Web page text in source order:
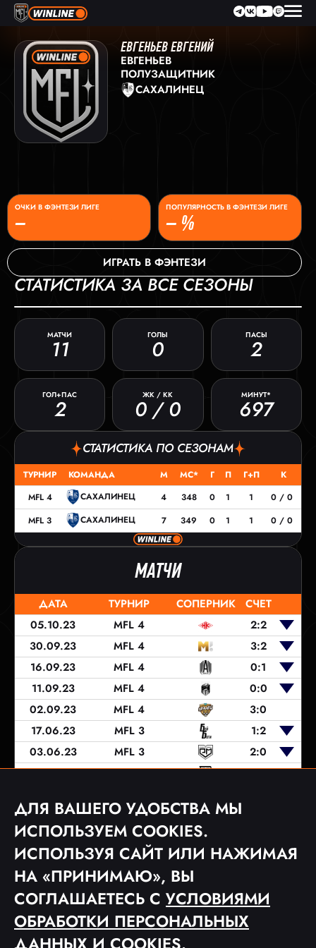
ЕВГЕНЬЕВ ЕВГЕНИЙ
ЕВГЕНЬЕВ
ПОЛУЗАЩИТНИК
САХАЛИНЕЦ
–
ОЧКИ В ФЭНТЕЗИ ЛИГЕ
– %
ПОПУЛЯРНОСТЬ В ФЭНТЕЗИ ЛИГЕ
ИГРАТЬ В ФЭНТЕЗИ
СТАТИСТИКА ЗА ВСЕ СЕЗОНЫ
МАТЧИ
11
ГОЛЫ
0
ПАСЫ
2
ГОЛ+ПАС
2
ЖК / КК
0 / 0
МИНУТ*
697
СТАТИСТИКА ПО СЕЗОНАМ
ТУРНИР КОМАНДА М МС* Г П Г+П
К
MFL 4
САХАЛИНЕЦ 4 348 0 1 1
0 / 0
MFL 3
САХАЛИНЕЦ 7 349 0 1 1 0 / 0
МАТЧИ
ДАТА ТУРНИР СОПЕРНИК
СЧЕТ
05.10.23
MFL 4
2:2
30.09.23
MFL 4
3:2
16.09.23
MFL 4
0:1
11.09.23
MFL 4
0:0
02.09.23
MFL 4
3:0
17.06.23
MFL 3
1:2
03.06.23
MFL 3
2:0
27.05.23
MFL 3
0:1
13.05.23
MFL 3
1 2
ДЛЯ ВАШЕГО УДОБСТВА МЫ
ИСПОЛЬЗУЕМ COOKIES.
ИСПОЛЬЗУЯ САЙТ ИЛИ НАЖИМАЯ
НА «ПРИНИМАЮ», ВЫ
СОГЛАШАЕТЕСЬ С УСЛОВИЯМИ
ОБРАБОТКИ ПЕРСОНАЛЬНЫХ